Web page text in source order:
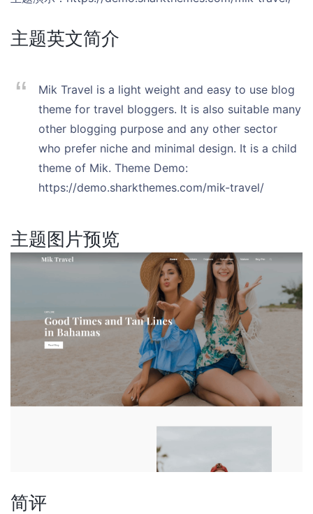
主题英文简介
Mik Travel is a light weight and easy to use blog
theme for travel bloggers. It is also suitable many
other blogging purpose and any other sector
who prefer niche and minimal design. It is a child
theme of Mik. Theme Demo:
https://demo.sharkthemes.com/mik-travel/
主题图片预览
简评